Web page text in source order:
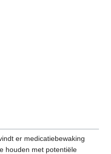
er medicatiebewaking
houden met potentiële